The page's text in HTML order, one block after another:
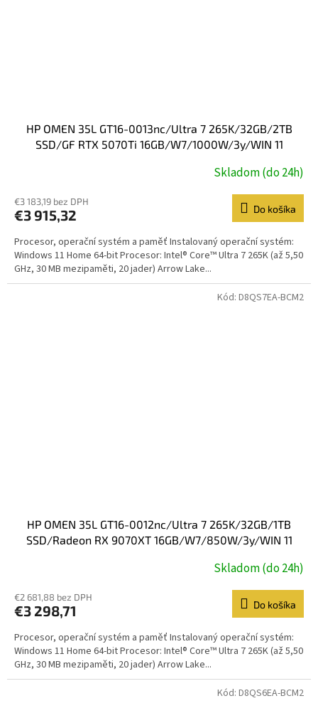
HP OMEN 35L GT16-0013nc/Ultra 7 265K/32GB/2TB
SSD/GF RTX 5070Ti 16GB/W7/1000W/3y/WIN 11
Skladom (do 24h)
€3 183,19 bez DPH
€3 915,32 Do košíka
Procesor, operační systém a paměť Instalovaný operační systém:
Windows 11 Home 64-bit Procesor: Intel® Core™ Ultra 7 265K (až 5,50
GHz, 30 MB mezipaměti, 20 jader) Arrow Lake...
HP OMEN 35L GT16-0012nc/Ultra 7 265K/32GB/1TB
SSD/Radeon RX 9070XT 16GB/W7/850W/3y/WIN 11
Skladom (do 24h)
€2 681,88 bez DPH
€3 298,71 Do košíka
Procesor, operační systém a paměť Instalovaný operační systém:
Windows 11 Home 64-bit Procesor: Intel® Core™ Ultra 7 265K (až 5,50
GHz, 30 MB mezipaměti, 20 jader) Arrow Lake...
Kód: D8QS7EA-BCM2
Kód: D8QS6EA-BCM2